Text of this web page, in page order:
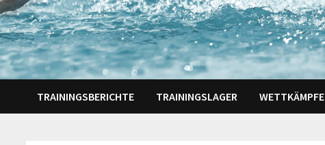
TRAININGSBERICHTE TRAININGSLAGER WETTKÄMPFE